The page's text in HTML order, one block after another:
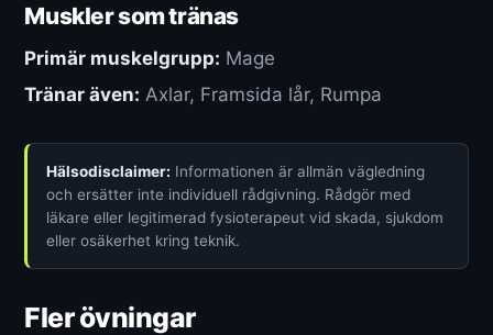
Muskler som tränas
Primär muskelgrupp: Mage
Tränar även: Axlar, Framsida lår, Rumpa
Hälsodisclaimer: Informationen är allmän vägledning
och ersätter inte individuell rådgivning. Rådgör med
läkare eller legitimerad fysioterapeut vid skada, sjukdom
eller osäkerhet kring teknik.
Fler övningar